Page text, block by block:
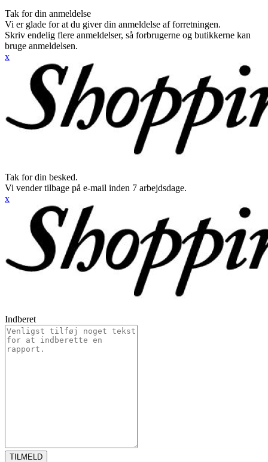
Tak for din anmeldelse
Vi er glade for at du giver din anmeldelse af forretningen.
Skriv endelig flere anmeldelser, så forbrugerne og butikkerne kan
bruge anmeldelsen.
x
Tak for din besked.
Vi vender tilbage på e-mail inden 7 arbejdsdage.
x
Indberet
TILMELD